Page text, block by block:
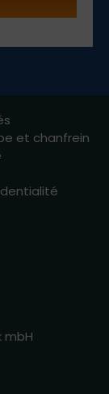
et chanfrein
mbH